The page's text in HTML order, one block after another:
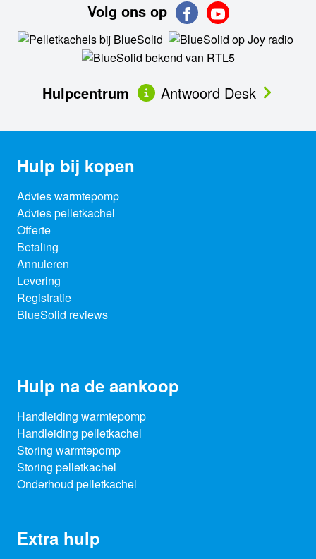
Volg ons op
Hulpcentrum Antwoord Desk
Hulp bij kopen
Advies warmtepomp
Advies pelletkachel
Offerte
Betaling
Annuleren
Levering
Registratie
BlueSolid reviews
Hulp na de aankoop
Handleiding warmtepomp
Handleiding pelletkachel
Storing warmtepomp
Storing pelletkachel
Onderhoud pelletkachel
Extra hulp